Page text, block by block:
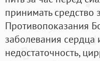
принимать средство
Противопоказания
заболевания сердца
недостаточность,